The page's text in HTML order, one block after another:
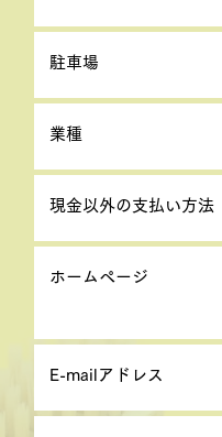
駐車場
業種
現金以外の支払い方法
ホームページ
E-mailアドレス